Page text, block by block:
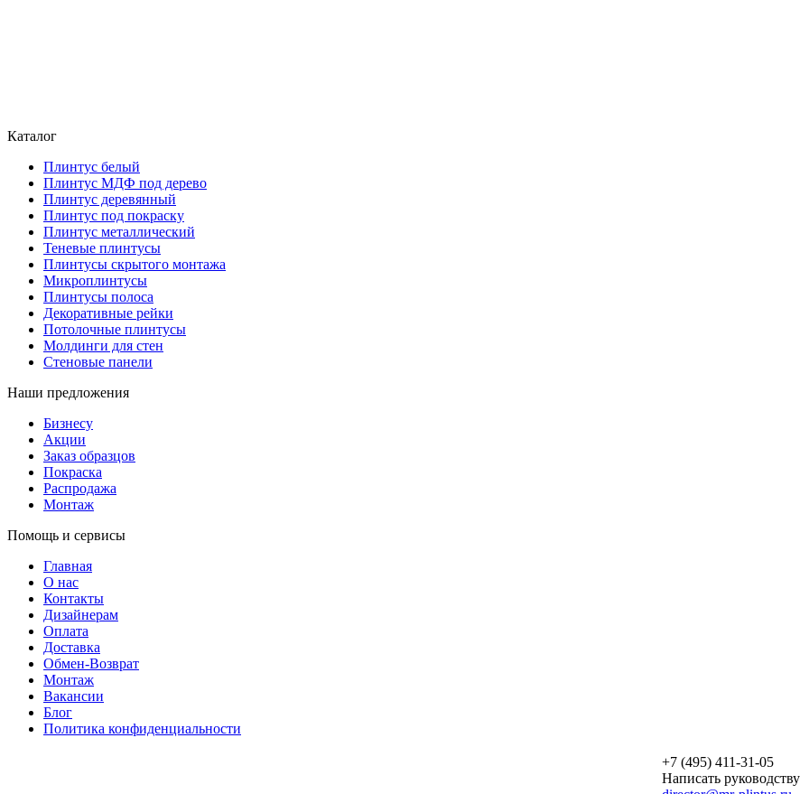
Каталог
Плинтус белый
Плинтус МДФ под дерево
Плинтус деревянный
Плинтус под покраску
Плинтус металлический
Теневые плинтусы
Плинтусы скрытого монтажа
Микроплинтусы
Плинтусы полоса
Декоративные рейки
Потолочные плинтусы
Молдинги для стен
Стеновые панели
Наши предложения
Бизнесу
Акции
Заказ образцов
Покраска
Распродажа
Монтаж
Помощь и сервисы
Главная
О нас
Контакты
Дизайнерам
Оплата
Доставка
Обмен-Возврат
Монтаж
Вакансии
Блог
Политика конфиденциальности
+7 (495) 411-31-05
Написать руководству